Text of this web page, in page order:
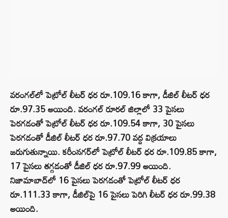
వరంగల్‌లో పెట్రోల్ లీటర్ ధర రూ.109.16 కాగా, డీజిల్‌‌ లీటర్ ధర
రూ.97.35 అయింది. వరంగల్ రూరల్ జిల్లాలో 33 పైసలు
పెరగడంతో పెట్రోల్‌ లీటర్ ధర రూ.109.54 కాగా, 30 పైసలు
పెరగడంతో డీజిల్‌‌‌ లీటర్ ధర రూ.97.70 వద్ద విక్రయాలు
జరుగుతున్నాయి. కరీంనగర్‌లో పెట్రోల్ లీటర్ ధర రూ.109.85 కాగా,
17 పైసలు తగ్గడంతో డీజిల్ ధర రూ.97.99 అయింది.
నిజామాబాద్‌లో 16 పైసలు పెరగడంతో పెట్రోల్ లీటర్ ధర
రూ.111.33 కాగా, డీజిల్‌‌పై 16 పైసలు పెరిగి లీటర్ ధర రూ.99.38
అయింది.